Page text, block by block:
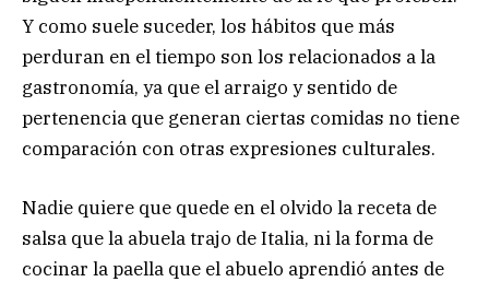
Y como suele suceder, los hábitos que más
perduran en el tiempo son los relacionados a la
gastronomía, ya que el arraigo y sentido de
pertenencia que generan ciertas comidas no tiene
comparación con otras expresiones culturales.
Nadie quiere que quede en el olvido la receta de
salsa que la abuela trajo de Italia, ni la forma de
cocinar la paella que el abuelo aprendió antes de